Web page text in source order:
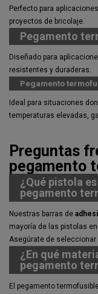
Perfecto para
proyectos de bricolaje.
Pegamento
Diseñado para
resistentes y duraderas.
Pegamento
Ideal para situaciones
temperaturas elevadas,
Preguntas
pegamento
¿Qué pistola
pegamento
Nuestras barras de
mayoría de las pistolas
Asegúrate de
¿En qué
pegamento
El pegamento